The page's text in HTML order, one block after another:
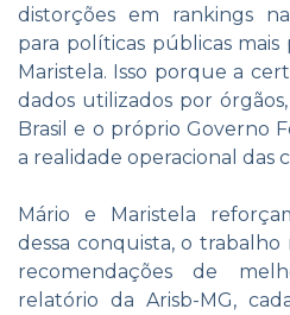
distorções em rankings
para políticas públicas mais
Maristela. Isso porque a
dados utilizados por
Brasil e o próprio Governo
a realidade operacional das
Mário e Maristela
dessa conquista, o trabalho
recomendações de
relatório da Arisb-MG,